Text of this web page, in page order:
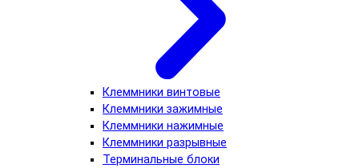
Клеммники винтовые
Клеммники зажимные
Клеммники нажимные
Клеммники разрывные
Терминальные блоки